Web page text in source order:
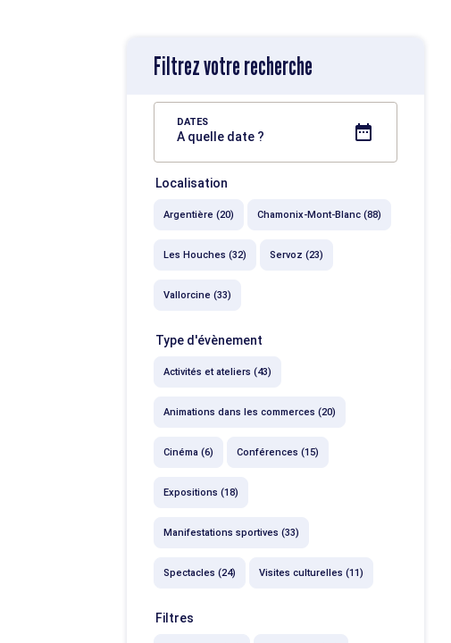
Filtrez votre recherche
DATES
A quelle date ?
Localisation
Argentière (20) Chamonix-Mont-Blanc (88)
Les Houches (32) Servoz (23)
Vallorcine (33)
Type d'évènement
Activités et ateliers (43)
Animations dans les commerces (20)
Cinéma (6) Conférences (15)
Expositions (18)
Manifestations sportives (33)
Spectacles (24) Visites culturelles (11)
Filtres